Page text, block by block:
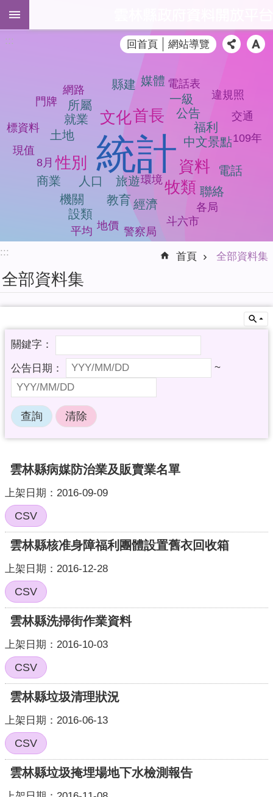
跳到主要內容區塊
全
部
資
檢
擬
系
統
育
訓
練
課
程
簡
值
型
API
回
首
頁
網
站
導
覽
::: 回首頁 網站導覽
統計
文化首長
性別
資料
牧類
人口 旅遊
中文景點
公告
教育
土地
就業
經濟
福利
所屬 一級
機關
聯絡
電話
商業
縣建
設類
媒體
環境
各局
網路 電話表
109年
現值
地價 斗六市
門牌
標資料
交通
警察局
違規照
平均
8月
::: 首頁 全部資料集
全部資料集
~
雲林縣病媒防治業及販賣業名單
上架日期：2016-09-09
CSV
雲林縣核准身障福利團體設置舊衣回收箱
上架日期：2016-12-28
CSV
雲林縣洗掃街作業資料
上架日期：2016-10-03
CSV
雲林縣垃圾清理狀況
上架日期：2016-06-13
CSV
雲林縣垃圾掩埋場地下水檢測報告